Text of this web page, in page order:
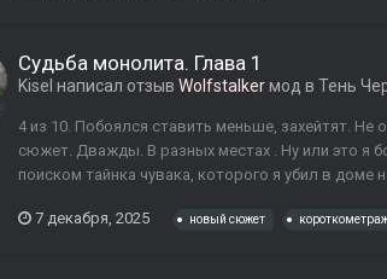
Судьба монолита. Глава 1
Kisel написал отзыв Wolfstalkerмод в Тень
4 из 10. Побоялся ставить меньше, захейтят.
сюжет. Дважды. В разных местах . Ну или это я
поиском тайнка чувака, которого я убил в
7 декабря, 2025 новый сюжет